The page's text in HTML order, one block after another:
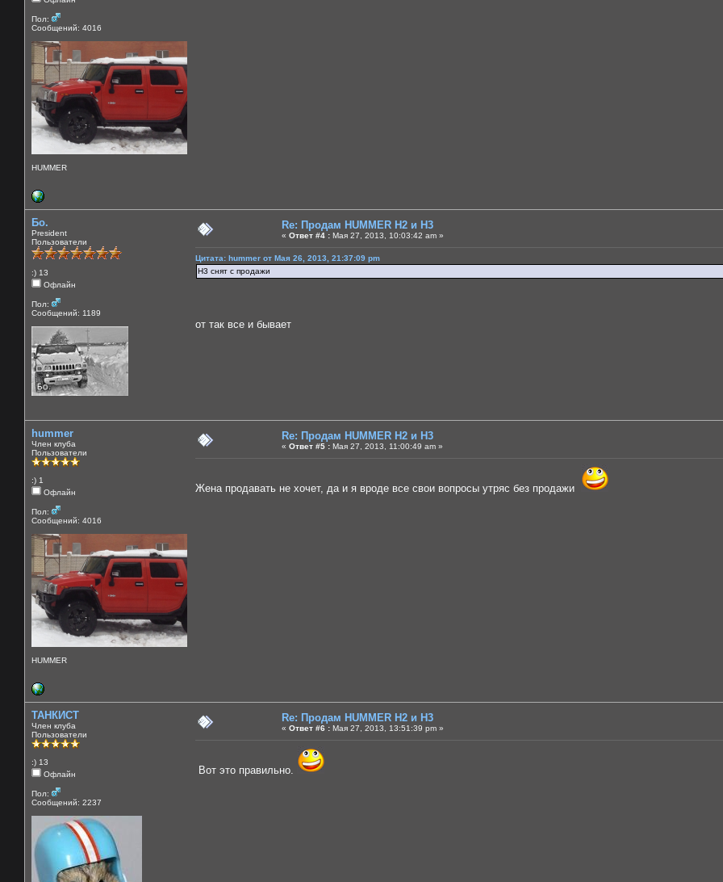
Пол:
Сообщений: 4016
HUMMER
Бо.
President
Пользователи
:) 13
Офлайн
Пол:
Сообщений: 1189
Re: Продам HUMMER H2 и H3
« Ответ #4 : Мая 27, 2013, 10:03:42 am »
Цитата: hummer от Мая 26, 2013, 21:37:09 pm
H3 снят с продажи
от так все и бывает
hummer
Член клуба
Пользователи
:) 1
Офлайн
Пол:
Сообщений: 4016
HUMMER
Re: Продам HUMMER H2 и H3
« Ответ #5 : Мая 27, 2013, 11:00:49 am »
Жена продавать не хочет, да и я вроде все свои вопросы утряс без продажи
ТАНКИСТ
Член клуба
Пользователи
:) 13
Офлайн
Пол:
Сообщений: 2237
Re: Продам HUMMER H2 и H3
« Ответ #6 : Мая 27, 2013, 13:51:39 pm »
Вот это правильно.